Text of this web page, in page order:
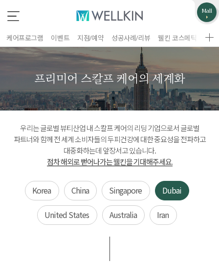
Mall
케어프로그램 이벤트 지점/예약 성공사례/리뷰 웰킨 코스메틱 웰
프리미어 스칼프 케어의 세계화
우리는 글로벌 뷰티산업 내 스칼프 케어의 리딩 기업으로서 글로벌
파트너와 함께 전 세계 소비자들의 두피건강에 대한 중요성을 전파하고
대중화하는데 앞장서고 있습니다.
점차 해외로 뻗어나가는 웰킨을 기대해주세요.
Korea China Singapore Dubai
United States Australia Iran
고객불편사항
는 필수 입력 항목
지점선택
이름
휴대폰 번호
업무제휴/광고문의
는 필수 입력 항목
구분
담당자
홈페이지 주소
휴대폰 번호